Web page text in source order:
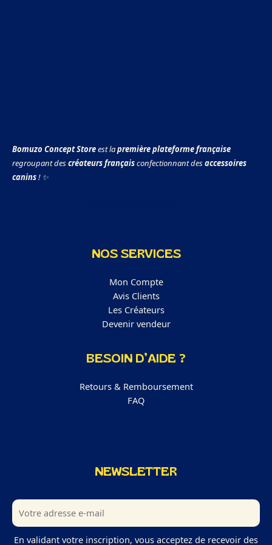
Bomuzo Concept Storeest lapremière plateforme française
regroupant descréateurs françaisconfectionnant desaccessoires
canins! ✨
NOS SERVICES
Mon Compte
Avis Clients
Les Créateurs
Devenir vendeur
BESOIN D’AIDE ?
Retours & Remboursement
FAQ
NEWSLETTER
En validant votre inscription, vous acceptez de recevoir des